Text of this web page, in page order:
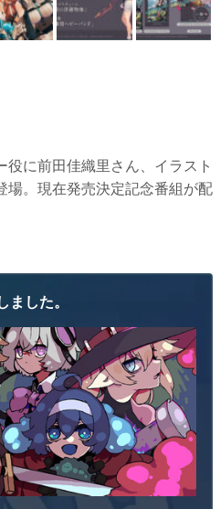
に前田佳織里さん、イラスト
場。現在発売決定記念番組が配
した。